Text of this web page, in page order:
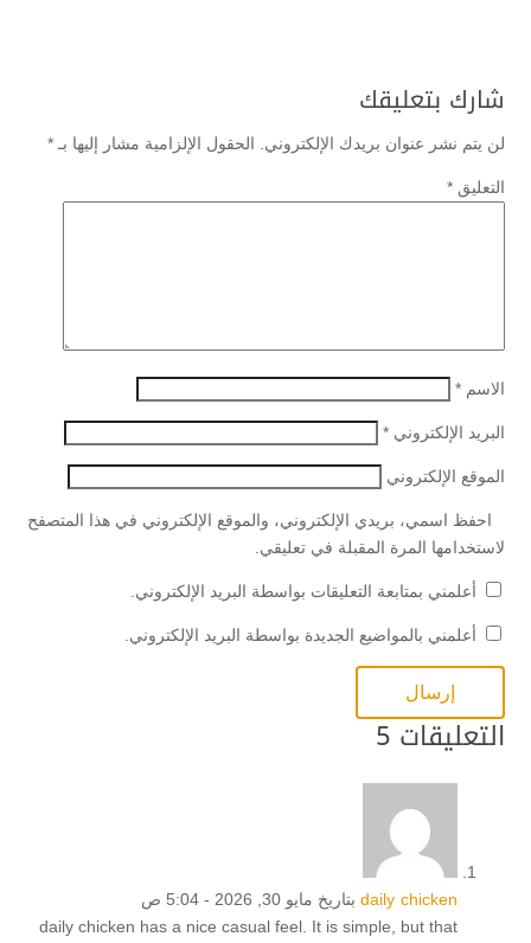
شارك بتعليقك
لن يتم نشر عنوان بريدك الإلكتروني. الحقول الإلزامية مشار إليها بـ *
التعليق *
الاسم *
البريد الإلكتروني *
الموقع الإلكتروني
احفظ اسمي، بريدي الإلكتروني، والموقع الإلكتروني في هذا المتصفح
لاستخدامها المرة المقبلة في تعليقي.
أعلمني بمتابعة التعليقات بواسطة البريد الإلكتروني.
أعلمني بالمواضيع الجديدة بواسطة البريد الإلكتروني.
التعليقات 5
daily chicken بتاريخ مايو 30, 2026 - 5:04 ص
daily chicken has a nice casual feel. It is simple, but that